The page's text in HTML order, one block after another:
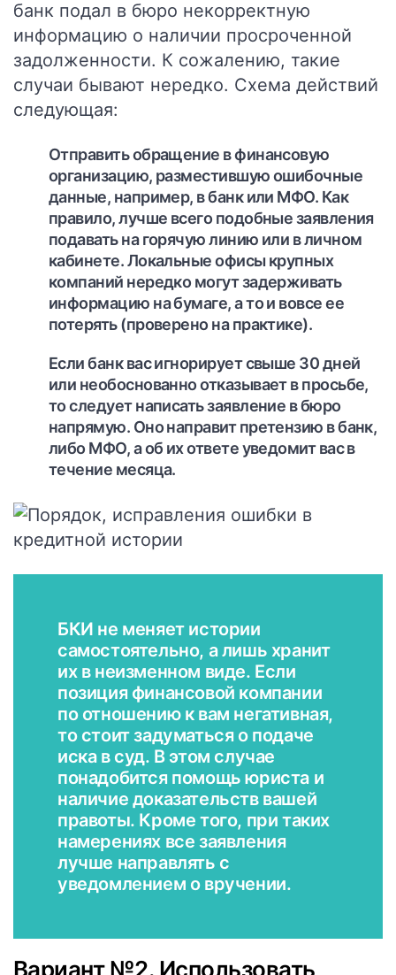
банк подал в бюро некорректную
информацию о наличии просроченной
задолженности. К сожалению, такие
случаи бывают нередко. Схема действий
следующая:
Отправить обращение в финансовую
организацию, разместившую ошибочные
данные, например, в банк или МФО. Как
правило, лучше всего подобные заявления
подавать на горячую линию или в личном
кабинете. Локальные офисы крупных
компаний нередко могут задерживать
информацию на бумаге, а то и вовсе ее
потерять (проверено на практике).
Если банк вас игнорирует свыше 30 дней
или необоснованно отказывает в просьбе,
то следует написать заявление в бюро
напрямую. Оно направит претензию в банк,
либо МФО, а об их ответе уведомит вас в
течение месяца.
БКИ не меняет истории
самостоятельно, а лишь хранит
их в неизменном виде. Если
позиция финансовой компании
по отношению к вам негативная,
то стоит задуматься о подаче
иска в суд. В этом случае
понадобится помощь юриста и
наличие доказательств вашей
правоты. Кроме того, при таких
намерениях все заявления
лучше направлять с
уведомлением о вручении.
Вариант №2. Использовать